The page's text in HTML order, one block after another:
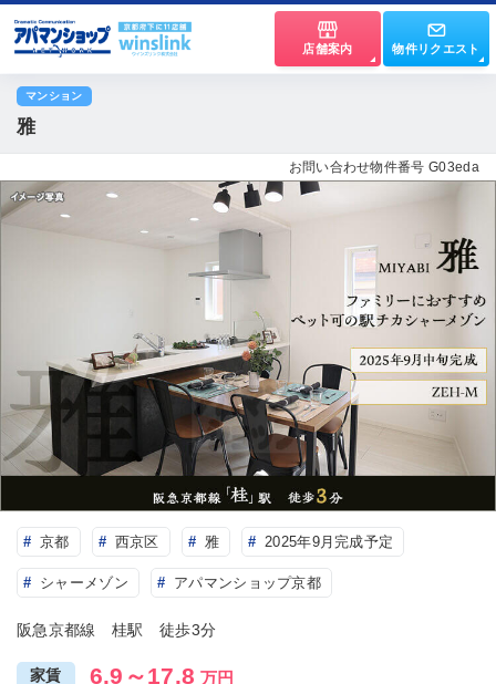
店舗案内 物件リクエスト
マンション
雅
お問い合わせ物件番号 G03eda
京都 西京区 雅 2025年9月完成予定
シャーメゾン アパマンショップ京都
阪急京都線 桂駅 徒歩3分
家賃 6.9～17.8 万円